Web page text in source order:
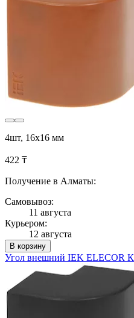
4шт, 16х16 мм
422 ₸
Получение в Алматы:
Самовывоз:
11 августа
Курьером:
12 августа
В корзину
Угол внешний IEK ELECOR